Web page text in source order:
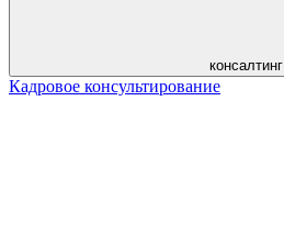
консалтинг
Кадровое консультирование